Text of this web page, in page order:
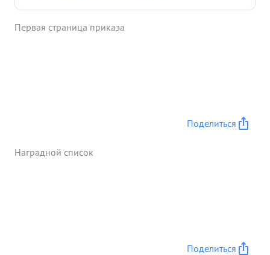
бесперебойная хорошо организованная связь
Первая страница приказа
Поделиться
Наградной список
Поделиться